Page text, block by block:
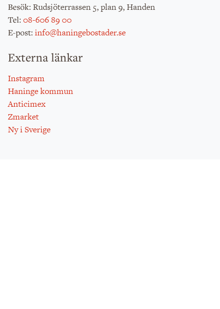
Besök: Rudsjöterrassen 5, plan 9, Handen
Tel: 08-606 89 00
E-post: info@haningebostader.se
Externa länkar
Instagram
Haninge kommun
Anticimex
Zmarket
Ny i Sverige